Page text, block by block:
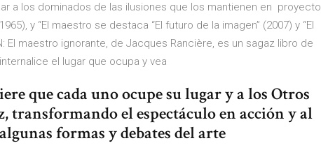
a los dominados de las ilusiones que los mantienen en proyecto
y “El maestro se destaca “El futuro de la imagen” (2007) y “El
El maestro ignorante, de Jacques Rancière, es un sagaz libro de
el lugar que ocupa y vea
que cada uno ocupe su lugar y a los Otros
transformando el espectáculo en acción y al
formas y debates del arte